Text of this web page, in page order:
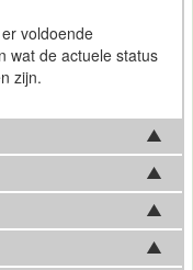
voldoende
wat de actuele status
zijn.
en code repositories
Met deze
Gitlab een populair
komen in basis
van
feitelijke